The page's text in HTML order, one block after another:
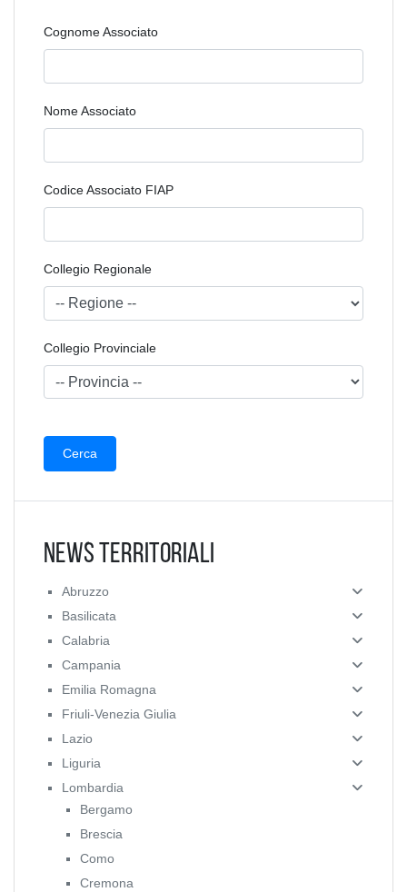
Cognome Associato
Nome Associato
Codice Associato FIAP
Collegio Regionale
Collegio Provinciale
News Territoriali
Abruzzo
Basilicata
Calabria
Campania
Emilia Romagna
Friuli-Venezia Giulia
Lazio
Liguria
Lombardia
Bergamo
Brescia
Como
Cremona